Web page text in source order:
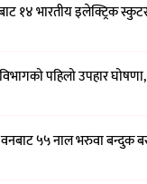
१४ भारतीय इलेक्ट्रिक
पहिलो उपहार
५५ नाल भरुवा बन्दुक